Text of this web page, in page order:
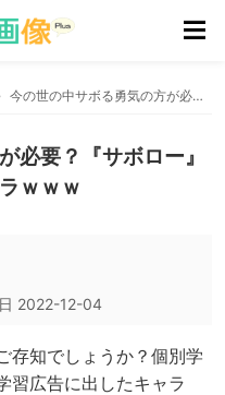
今の世の中サボる勇気の方が必要？『サボロー』は実は最高の自殺対策キャラｗｗｗ
必要？『サボロー』
ｗｗｗ
2022-12-04
存知でしょうか？個別学
習広告に出したキャラ